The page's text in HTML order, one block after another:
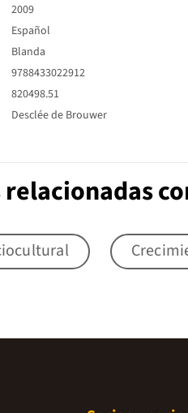
2009
Español
Blanda
9788433022912
820498.51
Desclée de Brouwer
relacionadas